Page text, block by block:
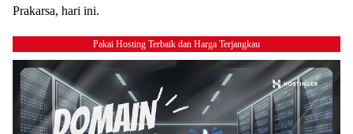
Prakarsa, hari ini.
Pakai Hosting Terbaik dan Harga Terjangkau